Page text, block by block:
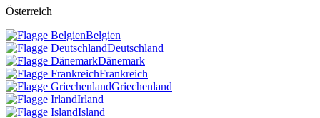
Österreich
Belgien
Deutschland
Dänemark
Frankreich
Griechenland
Irland
Island